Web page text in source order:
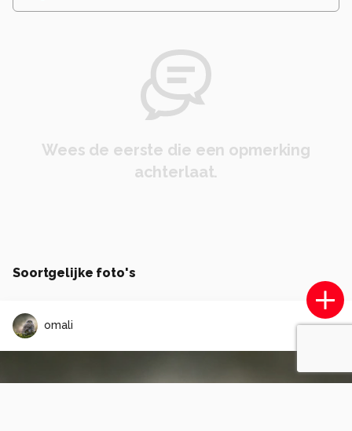
Wees de eerste die een opmerking
achterlaat.
Soortgelijke foto's
omali